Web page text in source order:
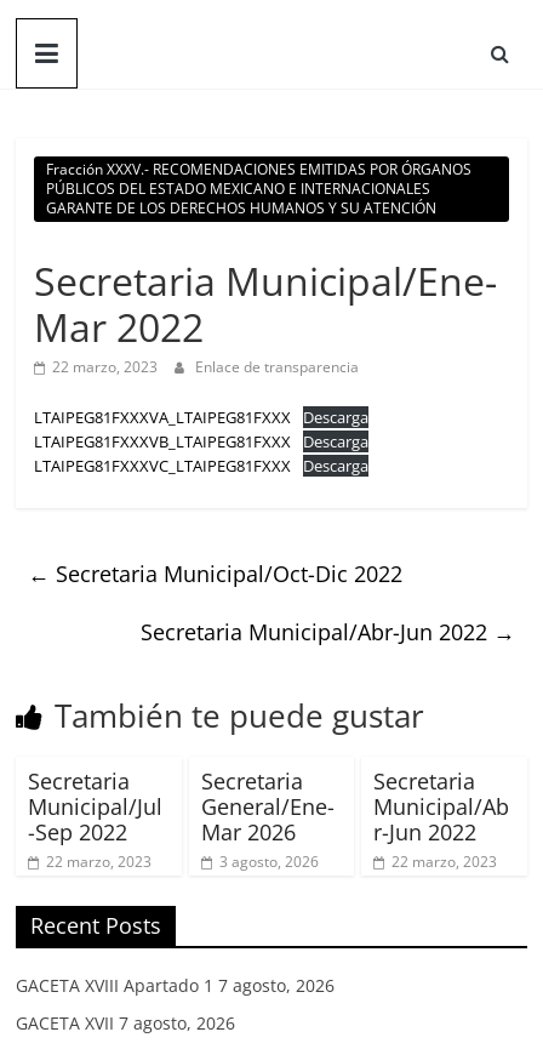
Fracción XXXV.- RECOMENDACIONES EMITIDAS POR ÓRGANOS
PÚBLICOS DEL ESTADO MEXICANO E INTERNACIONALES
GARANTE DE LOS DERECHOS HUMANOS Y SU ATENCIÓN
Secretaria Municipal/Ene-
Mar 2022
22 marzo, 2023 Enlace de transparencia
LTAIPEG81FXXXVA_LTAIPEG81FXXX
Descarga
LTAIPEG81FXXXVB_LTAIPEG81FXXX
Descarga
LTAIPEG81FXXXVC_LTAIPEG81FXXX
Descarga
← Secretaria Municipal/Oct-Dic 2022
Secretaria Municipal/Abr-Jun 2022 →
También te puede gustar
Secretaria
Municipal/Jul
-Sep 2022
22 marzo, 2023
Secretaria
General/Ene-
Mar 2026
3 agosto, 2026
Secretaria
Municipal/Ab
r-Jun 2022
22 marzo, 2023
Recent Posts
GACETA XVIII Apartado 1 7 agosto, 2026
GACETA XVII 7 agosto, 2026